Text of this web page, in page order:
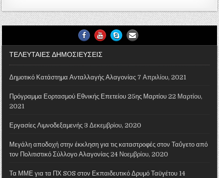
Facebook
YoutubeSkypeEmail Us
ΤΕΛΕΥΤΑΙΕΣ ΔΗΜΟΣΙΕΥΣΕΙΣ
Δημοτικό Κατάστημα Ανταλλαγής Αλαγονίας 7 Απριλίου, 2021
Πρόγραμμα Εορτασμού Εθνικής Επετείου 25ης Μαρτίου 22 Μαρτίου,
2021
Εργασίες Λιμνοδεξαμενής 3 Δεκεμβρίου, 2020
Μεγάλη αποδοχή στην έκκληση για τις καταστροφές στον Ταΰγετο από
τον Πολιτιστικό Σύλλογο Αλαγονίας 24 Νοεμβρίου, 2020
Τα ΜΜΕ για τα ΠΧ SOS στον Εκπαιδευτικό Δρυμό Ταϋγέτου 14